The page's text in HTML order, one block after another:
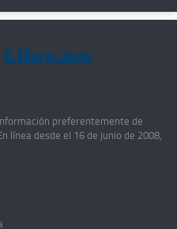
preferentemente de
línea desde el 16 de junio de 2008,